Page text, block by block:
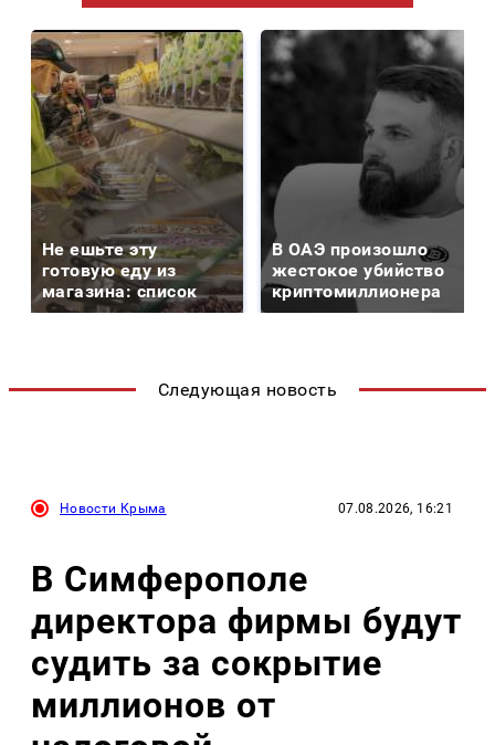
Не ешьте эту
готовую еду из
магазина: список
В ОАЭ произошло
жестокое убийство
криптомиллионера
Следующая новость
Новости Крыма 07.08.2026, 16:21
В Симферополе
директора фирмы будут
судить за сокрытие
миллионов от